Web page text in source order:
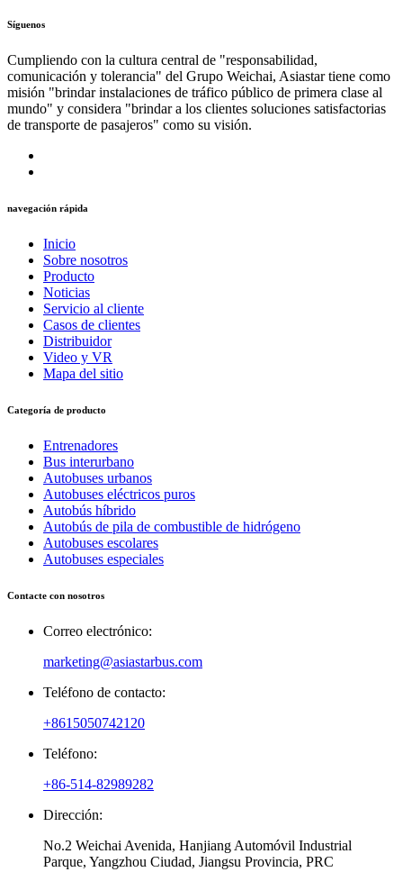
Síguenos
Cumpliendo con la cultura central de "responsabilidad,
comunicación y tolerancia" del Grupo Weichai, Asiastar tiene como
misión "brindar instalaciones de tráfico público de primera clase al
mundo" y considera "brindar a los clientes soluciones satisfactorias
de transporte de pasajeros" como su visión.
navegación rápida
Inicio
Sobre nosotros
Producto
Noticias
Servicio al cliente
Casos de clientes
Distribuidor
Video y VR
Mapa del sitio
Categoría de producto
Entrenadores
Bus interurbano
Autobuses urbanos
Autobuses eléctricos puros
Autobús híbrido
Autobús de pila de combustible de hidrógeno
Autobuses escolares
Autobuses especiales
Contacte con nosotros
Correo electrónico:
marketing@asiastarbus.com
Teléfono de contacto:
+8615050742120
Teléfono:
+86-514-82989282
Dirección:
No.2 Weichai Avenida, Hanjiang Automóvil Industrial
Parque, Yangzhou Ciudad, Jiangsu Provincia, PRC